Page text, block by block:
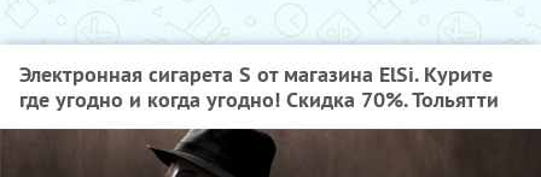
Электронная сигарета S от магазина ElSi. Курите
где угодно и когда угодно! Скидка 70%. Тольятти